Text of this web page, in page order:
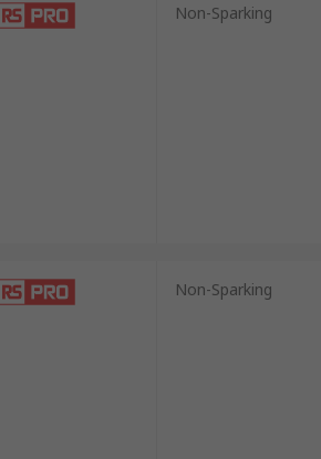
Non-Sparking
Non-Sparking